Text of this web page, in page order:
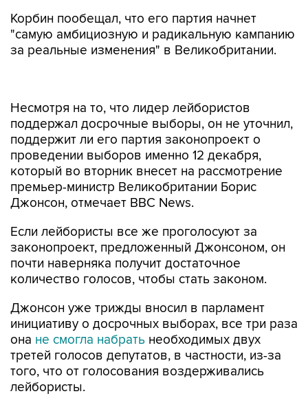
Корбин пообещал, что его партия начнет
"самую амбициозную и радикальную кампанию
за реальные изменения" в Великобритании.
поддержит ли его партия законопроект о
проведении выборов именно 12 декабря,
который во вторник внесет на рассмотрение
премьер-министр Великобритании Борис
Джонсон, отмечает BBC News.
Если лейбористы все же проголосуют за
почти наверняка получит достаточное
количество голосов, чтобы стать законом.
Джонсон уже трижды вносил в парламент
онане смогла набрать необходимых двух
третей голосов депутатов, в частности, из-за
того, что от голосования воздерживались
лейбористы.
После очередного провала инициативы в